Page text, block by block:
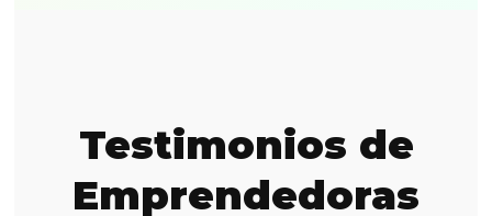
Testimonios de
Emprendedoras